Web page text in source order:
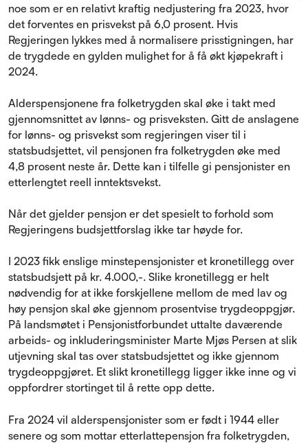
noe som er en relativt kraftig nedjustering fra 2023, hvor
det forventes en prisvekst på 6,0 prosent. Hvis
Regjeringen lykkes med å normalisere prisstigningen, har
de trygdede en gylden mulighet for å få økt kjøpekraft i
2024.
Alderspensjonene fra folketrygden skal øke i takt med
gjennomsnittet av lønns- og prisveksten. Gitt de anslagene
for lønns- og prisvekst som regjeringen viser til i
statsbudsjettet, vil pensjonen fra folketrygden øke med
4,8 prosent neste år. Dette kan i tilfelle gi pensjonister en
etterlengtet reell inntektsvekst.
Når det gjelder pensjon er det spesielt to forhold som
Regjeringens budsjettforslag ikke tar høyde for.
I 2023 fikk enslige minstepensjonister et kronetillegg over
statsbudsjett på kr. 4.000,-. Slike kronetillegg er helt
nødvendig for at ikke forskjellene mellom de med lav og
høy pensjon skal øke gjennom prosentvise trygdeoppgjør.
På landsmøtet i Pensjonistforbundet uttalte daværende
arbeids- og inkluderingsminister Marte Mjøs Persen at slik
utjevning skal tas over statsbudsjettet og ikke gjennom
trygdeoppgjøret. Et slikt kronetillegg ligger ikke inne og vi
oppfordrer stortinget til å rette opp dette.
Fra 2024 vil alderspensjonister som er født i 1944 eller
senere og som mottar etterlattepensjon fra folketrygden,